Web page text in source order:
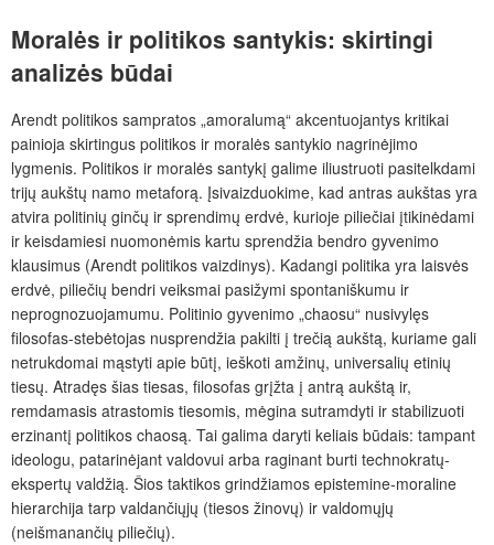
Moralės ir politikos santykis: skirtingi
analizės būdai
Arendt politikos sampratos „amoralumą“ akcentuojantys kritikai
painioja skirtingus politikos ir moralės santykio nagrinėjimo
lygmenis. Politikos ir moralės santykį galime iliustruoti pasitelkdami
trijų aukštų namo metaforą. Įsivaizduokime, kad antras aukštas yra
atvira politinių ginčų ir sprendimų erdvė, kurioje piliečiai įtikinėdami
ir keisdamiesi nuomonėmis kartu sprendžia bendro gyvenimo
klausimus (Arendt politikos vaizdinys). Kadangi politika yra laisvės
erdvė, piliečių bendri veiksmai pasižymi spontaniškumu ir
neprognozuojamumu. Politinio gyvenimo „chaosu“ nusivylęs
filosofas-stebėtojas nusprendžia pakilti į trečią aukštą, kuriame gali
netrukdomai mąstyti apie būtį, ieškoti amžinų, universalių etinių
tiesų. Atradęs šias tiesas, filosofas grįžta į antrą aukštą ir,
remdamasis atrastomis tiesomis, mėgina sutramdyti ir stabilizuoti
erzinantį politikos chaosą. Tai galima daryti keliais būdais: tampant
ideologu, patarinėjant valdovui arba raginant burti technokratų-
ekspertų valdžią. Šios taktikos grindžiamos epistemine-moraline
hierarchija tarp valdančiųjų (tiesos žinovų) ir valdomųjų
(neišmanančių piliečių).